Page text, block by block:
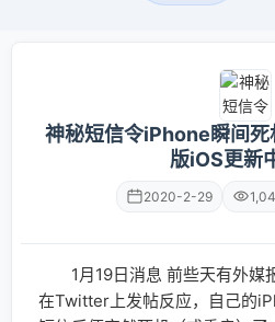
神秘短信令iPhone瞬间死
版iOS更新
2020-2-29
1月19日消息 前些天有外媒
在Twitter上发帖反应，自己的